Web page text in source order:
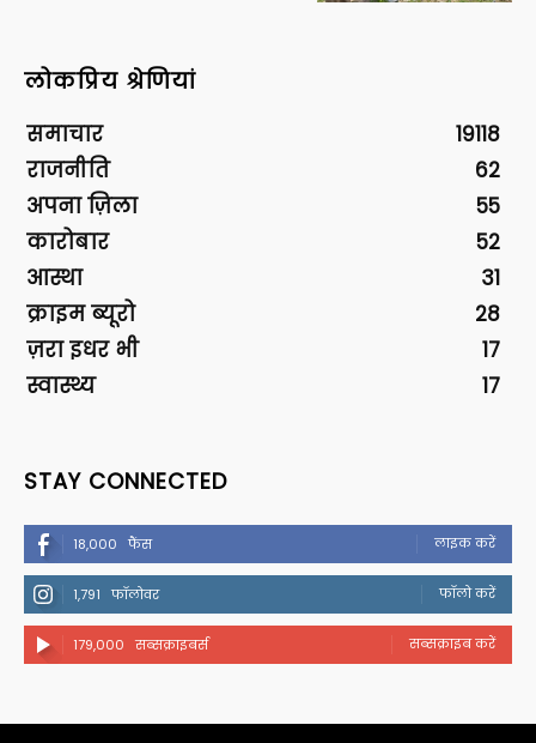
लोकप्रिय श्रेणियां
समाचार
19118
राजनीति
62
अपना ज़िला
55
कारोबार
52
आस्था
31
क्राइम ब्यूरो
28
ज़रा इधर भी
17
स्वास्थ्य
17
STAY CONNECTED
18,000 फैंस लाइक करें
1,791 फॉलोवर फॉलो करें
179,000 सब्सक्राइबर्स सब्सक्राइब करें